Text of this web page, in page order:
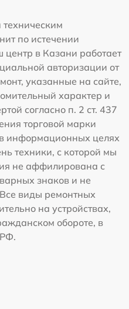
по истечении
в Казани работает
авторизации от
указанные на сайте,
характер и
согласно п. 2 ст. 437
торговой марки
информационных целях
техники, с которой мы
не аффилирована с
знаков и не
виды ремонтных
на устройствах,
обороте, в
РФ.